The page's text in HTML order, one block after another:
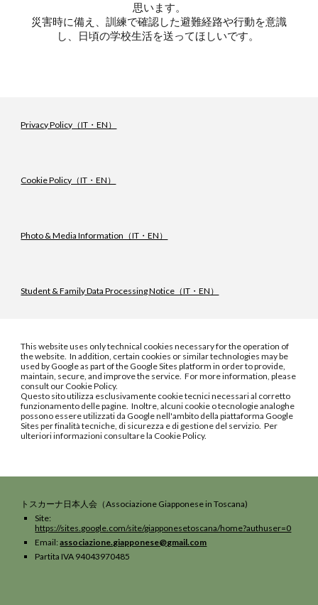
思います。
災害時に備え、訓練で確認した避難経路や行動を意識
し、日頃の学校生活を送ってほしいです。
Privacy Policy（IT・EN）
Cookie Policy（IT・EN）
Photo & Media Information（IT・EN）
Student & Family Data Processing Notice（IT・EN）
This website uses only technical cookies necessary for the operation of
the website. In addition, certain cookies or similar technologies may be
used by Google as part of the Google Sites platform in order to provide,
maintain, secure, and improve the service. For more information, please
consult our Cookie Policy.
Questo sito utilizza esclusivamente cookie tecnici necessari al corretto
funzionamento delle pagine. Inoltre, alcuni cookie o tecnologie analoghe
possono essere utilizzati da Google nell'ambito della piattaforma Google
Sites per finalità tecniche, di sicurezza e di gestione del servizio. Per
ulteriori informazioni consultare la Cookie Policy.
トスカーナ 日本人会（Associazione Giapponese in Toscana)
Site:
https://sites.google.com/site/giapponesetoscana/home?authuser=0
Email:associazione.giapponese@gmail.com
Partita IVA 94043970485